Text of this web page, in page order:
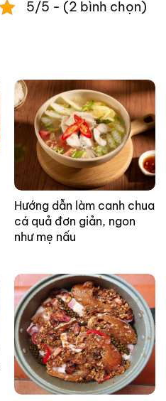
5/5 - (2 bình chọn)
Hướng dẫn làm canh chua
cá quả đơn giản, ngon
như mẹ nấu